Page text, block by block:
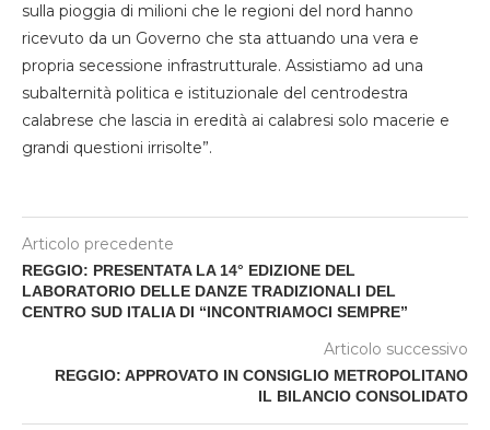
sulla pioggia di milioni che le regioni del nord hanno
ricevuto da un Governo che sta attuando una vera e
propria secessione infrastrutturale. Assistiamo ad una
subalternità politica e istituzionale del centrodestra
calabrese che lascia in eredità ai calabresi solo macerie e
grandi questioni irrisolte”.
Articolo precedente
REGGIO: PRESENTATA LA 14° EDIZIONE DEL
LABORATORIO DELLE DANZE TRADIZIONALI DEL
CENTRO SUD ITALIA DI “INCONTRIAMOCI SEMPRE”
Articolo successivo
REGGIO: APPROVATO IN CONSIGLIO METROPOLITANO
IL BILANCIO CONSOLIDATO